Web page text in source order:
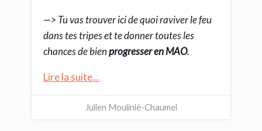
—> Tu vas trouver ici de quoi raviver le feu
dans tes tripes et te donner toutes les
chances de bienprogresser en MAO.
Lire la suite…
Julien Moulinié-Chaumel